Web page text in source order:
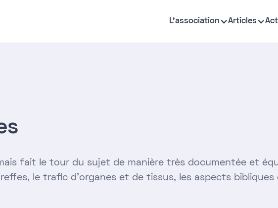
L'association Articles
fait le tour du sujet de manière très documentée et
le trafic d’organes et de tissus, les aspects